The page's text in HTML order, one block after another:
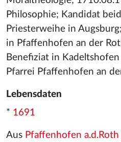
Philosophie; Kandidat
Priesterweihe in
in Pfaffenhofen an der
Benefiziat in
Pfarrei Pfaffenhofen an
Lebensdaten
* 1691
Aus Pfaffenhofen a.d.Roth